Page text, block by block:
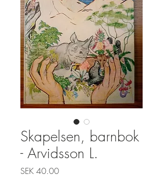
Skapelsen, barnbok
- Arvidsson L.
SEK 40.00Price